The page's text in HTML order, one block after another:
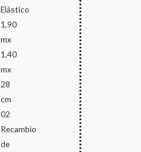
Elástico
1,90
mx
1,40
mx
28
cm
02
Recambio
de